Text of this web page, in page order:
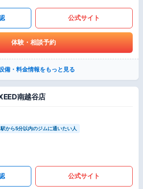
公式サイト
体験・相談予約
備・料金情報をもっと見る
南越谷店
駅から5分以内のジムに通いたい人
公式サイト